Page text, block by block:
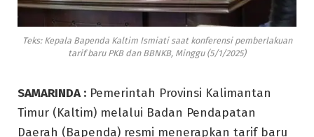
Teks: Kepala Bapenda Kaltim Ismiati saat konferensi pemberlakuan
tarif baru PKB dan BBNKB, Minggu (5/1/2025)
SAMARINDA : Pemerintah Provinsi Kalimantan
Timur (Kaltim) melalui Badan Pendapatan
Daerah (Bapenda) resmi menerapkan tarif baru